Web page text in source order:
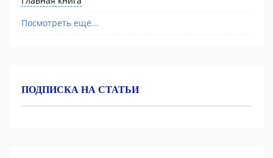
Посмотреть ещё...
ПОДПИСКА НА СТАТЬИ